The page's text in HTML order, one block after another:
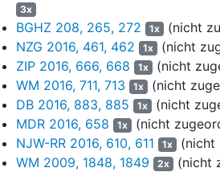
50% als sachgerecht.
Bei der Kapitalisierung der
Bewertungsgutachter in ihrer
einem Basiszinssatz von 1,25% vor
Risikozuschlag ermittelten sie in
wobei sie von einer Marktrisikoprämie
und dem unternehmenseigenen Beta-
0,73 ausgingen. Der verschuldete Beta-
Geschäftsjahr 2018 über 0,83 im
3x
BGHZ 208, 265, 272 1x (nicht
NZG 2016, 461, 462
1x (nicht
ZIP 2016, 666, 668
1x (nicht
WM 2016, 711, 713
1x (nicht
DB 2016, 883, 885
1x (nicht
MDR 2016, 658
1x (nicht
NJW-RR 2016, 610, 611
1x (nicht
WM 2009, 1848, 1849
2x (nicht